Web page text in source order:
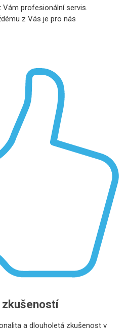
profesionální servis.
z Vás je pro nás
a dlouholetá zkušenost v